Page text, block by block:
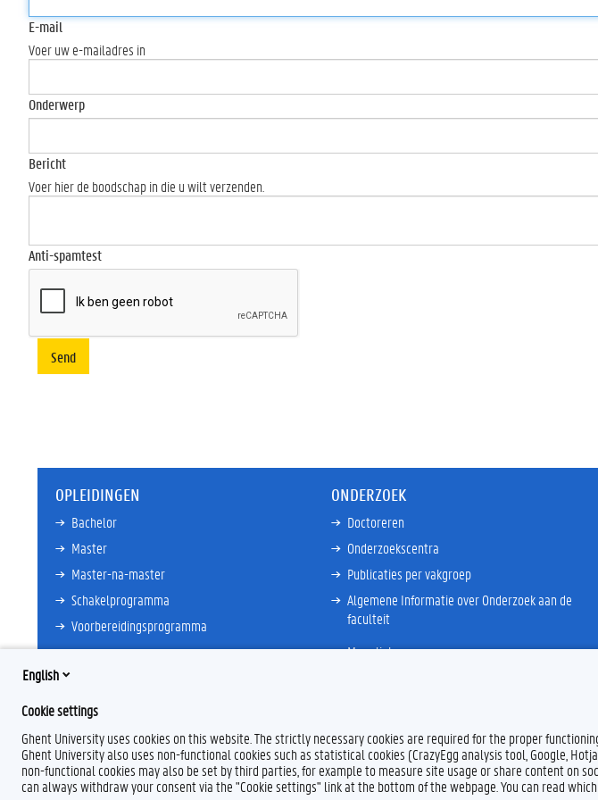
E-mail
Voer uw e-mailadres in
Onderwerp
Bericht
Voer hier de boodschap in die u wilt verzenden.
Anti-spamtest
Send
OPLEIDINGEN
Bachelor
Master
Master-na-master
Schakelprogramma
Voorbereidingsprogramma
ONDERZOEK
Doctoreren
Onderzoekscentra
Publicaties per vakgroep
Algemene Informatie over Onderzoek aan de
faculteit
Meer links
English
Cookie settings
Ghent University uses cookies on this website. The strictly necessary cookies are required for the proper
Ghent University also uses non-functional cookies such as statistical cookies (CrazyEgg analysis tool, Google,
non-functional cookies may also be set by third parties, for example to measure site usage or share content on
can always withdraw your consent via the "Cookie settings" link at the bottom of the webpage. You can read